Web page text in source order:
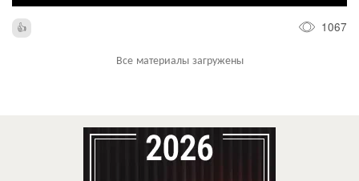
1067
Все материалы загружены